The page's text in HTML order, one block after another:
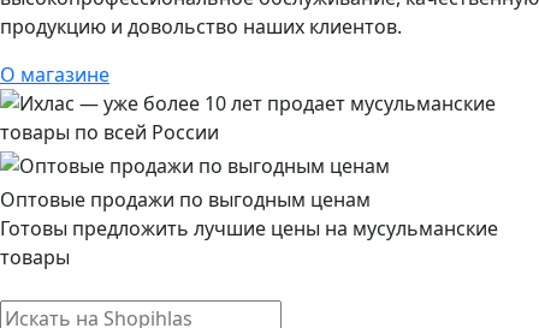
продукцию и довольство наших клиентов.
О магазине
Оптовые продажи по выгодным ценам
Готовы предложить лучшие цены на мусульманские
товары